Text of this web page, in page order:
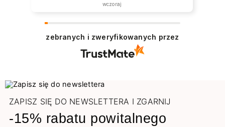
wczoraj
zebranych i zweryfikowanych przez
ZAPISZ SIĘ DO NEWSLETTERA I ZGARNIJ
-15% rabatu powitalnego